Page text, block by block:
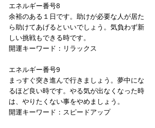
エネルギー番号8
余裕のある１日です。助けが必要な人が居た
ら助けてあげるといいでしょう。気負わず新
しい挑戦もできる時です。
開運キーワード：リラックス
エネルギー番号9
まっすぐ突き進んで行きましょう。夢中にな
るほど良い時です。やる気が出なくなった時
は、やりたくない事をやめましょう。
開運キーワード：スピードアップ